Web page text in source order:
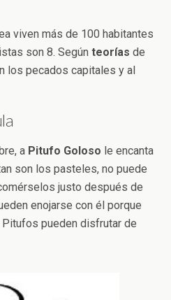
viven más de 100 habitantes
son 8. Según teorías de
los pecados capitales y al
a Pitufo Goloso le encanta
son los pasteles, no puede
justo después de
enojarse con él porque
pueden disfrutar de